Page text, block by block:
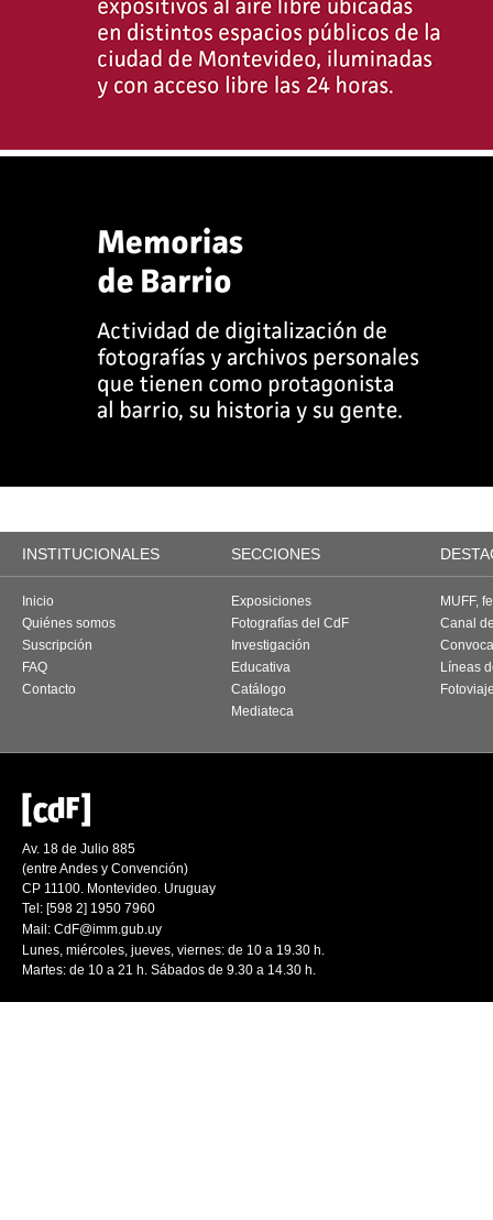
INSTITUCIONALES SECCIONES
Inicio
Quiénes somos
Suscripción
FAQ
Contacto
Exposiciones
Fotografías del CdF
Investigación
Educativa
Catálogo
Mediateca
MUFF,
Canal
Líneas
Av. 18 de Julio 885
(entre Andes y Convención)
CP 11100. Montevideo. Uruguay
Tel: [598 2] 1950 7960
Mail: CdF@imm.gub.uy
Lunes, miércoles, jueves, viernes: de 10 a 19.30 h.
Martes: de 10 a 21 h. Sábados de 9.30 a 14.30 h.